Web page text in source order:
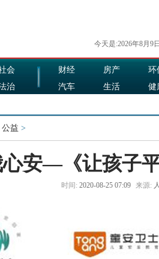
今天是:2026年8月9
会
治
财经 房产
环
汽车
生活
健
公益 >
安—《让孩子
时间: 2020-08-25 07:09 来源: